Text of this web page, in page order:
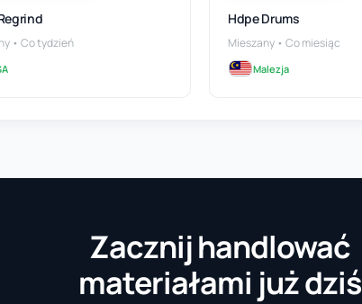
• Co tydzień
Hdpe Drums
Mieszany • Co miesiąc
Malezja
Zacznij handlować
materiałami już dziś